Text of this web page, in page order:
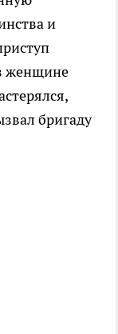
и
женщине
бригаду